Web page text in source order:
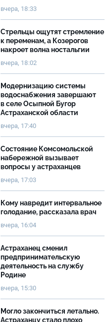
вчера, 18:33
Стрельцы ощутят стремление
к переменам, а Козерогов
накроет волна ностальгии
вчера, 18:02
Модернизацию системы
водоснабжения завершают
в селе Осыпной Бугор
Астраханской области
вчера, 17:40
Состояние Комсомольской
набережной вызывает
вопросы у астраханцев
вчера, 17:03
Кому навредит интервальное
голодание, рассказала врач
вчера, 16:04
Астраханец сменил
предпринимательскую
деятельность на службу
Родине
вчера, 15:30
Могло закончиться летально.
Астраханцу стало плохо